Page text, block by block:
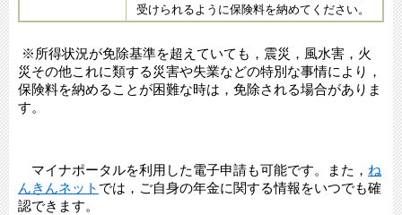
受けられるように保険料を納めてください。
※所得状況が免除基準を超えていても，震災，風水害，火
災その他これに類する災害や失業などの特別な事情により，
保険料を納めることが困難な時は，免除される場合がありま
す。
マイナポータルを利用した電子申請も可能です。また， ね
んきんネット では，ご自身の年金に関する情報をいつでも確
認できます。